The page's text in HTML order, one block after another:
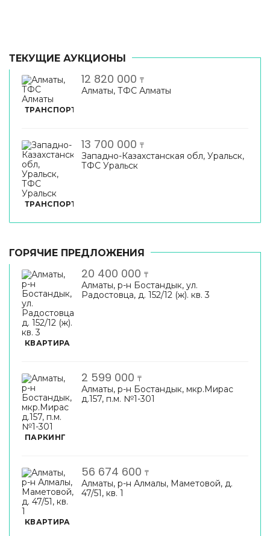
ТЕКУЩИЕ АУКЦИОНЫ
ТРАНСПОРТ
12 820 000 ₸
Алматы, ТФС Алматы
ТРАНСПОРТ
13 700 000 ₸
Западно-Казахстанская обл, Уральск,
ТФС Уральск
ГОРЯЧИЕ ПРЕДЛОЖЕНИЯ
КВАРТИРА
20 400 000 ₸
Алматы, р-н Бостандык, ул.
Радостовца, д. 152/12 (ж). кв. 3
ПАРКИНГ
2 599 000 ₸
Алматы, р-н Бостандык, мкр.Мирас
д.157, п.м. №1-301
КВАРТИРА
56 674 600 ₸
Алматы, р-н Алмалы, Маметовой, д.
47/51, кв. 1